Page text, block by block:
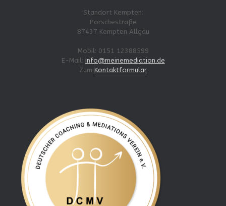
Standort Kempten:
Porschestraße
87437 Kempten Allgäu
Mobil: 0151 12388599
E-Mail: info@meinemediation.de
Zum Kontaktformular